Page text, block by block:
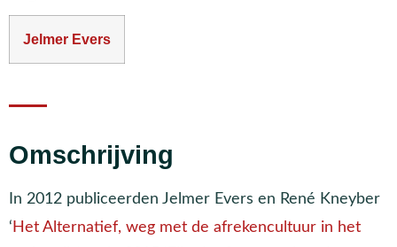
Jelmer Evers
Omschrijving
In 2012 publiceerden Jelmer Evers en René Kneyber
‘ Het Alternatief, weg met de afrekencultuur in het